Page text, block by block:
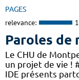
PAGES
relevance:
Paroles de
Le CHU de
un projet de vie !
IDE présents